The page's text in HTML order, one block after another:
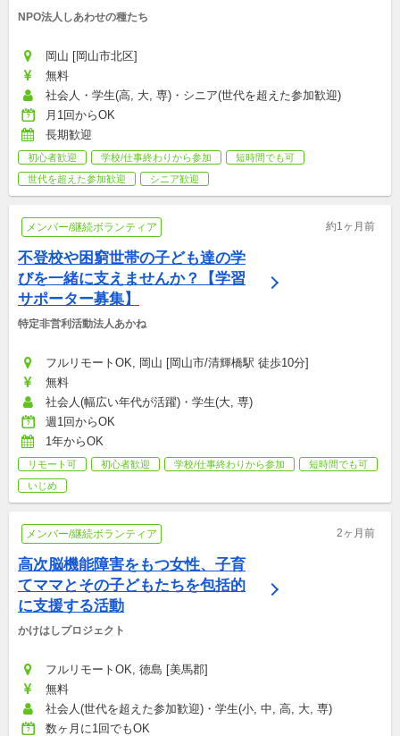
NPO法人しあわせの種たち
岡山 [岡山市北区]
無料
社会人・学生(高, 大, 専)・シニア(世代を超えた参加歓迎)
月1回からOK
長期歓迎
初心者歓迎 学校/仕事終わりから参加
短時間でも可
世代を超えた参加歓迎
シニア歓迎
メンバー/継続ボランティア 約1ヶ月前
不登校や困窮世帯の子ども達の学
びを一緒に支えませんか？【学習
サポーター募集】
特定非営利活動法人あかね
フルリモートOK, 岡山 [岡山市/清輝橋駅 徒歩10分]
無料
社会人(幅広い年代が活躍)・学生(大, 専)
週1回からOK
1年からOK
リモート可 初心者歓迎 学校/仕事終わりから参加
短時間でも可
いじめ
メンバー/継続ボランティア 2ヶ月前
高次脳機能障害をもつ女性、子育
てママとその子どもたちを包括的
に支援する活動
かけはしプロジェクト
フルリモートOK, 徳島 [美馬郡]
無料
社会人(世代を超えた参加歓迎)・学生(小, 中, 高, 大, 専)
数ヶ月に1回でもOK